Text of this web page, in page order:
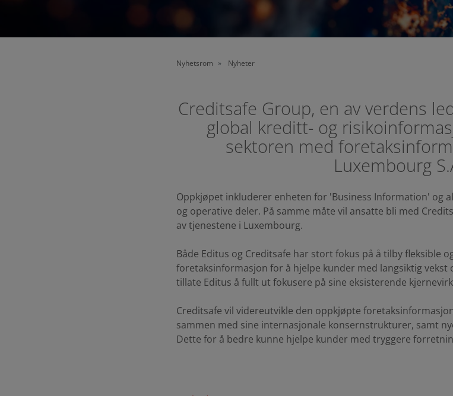
Nyhetsrom Nyheter
Creditsafe Group, en av verdens
global kreditt- og
sektoren med
Luxembourg
Oppkjøpet inkluderer enheten for 'Business Information' og
og operative deler. På samme måte vil ansatte bli med
av tjenestene i Luxembourg.
Både Editus og Creditsafe har stort fokus på å tilby fleksible
foretaksinformasjon for å hjelpe kunder med langsiktig
tillate Editus å fullt ut fokusere på sine eksisterende
Creditsafe vil videreutvikle den oppkjøpte
sammen med sine internasjonale konsernstrukturer, samt
Dette for å bedre kunne hjelpe kunder med tryggere